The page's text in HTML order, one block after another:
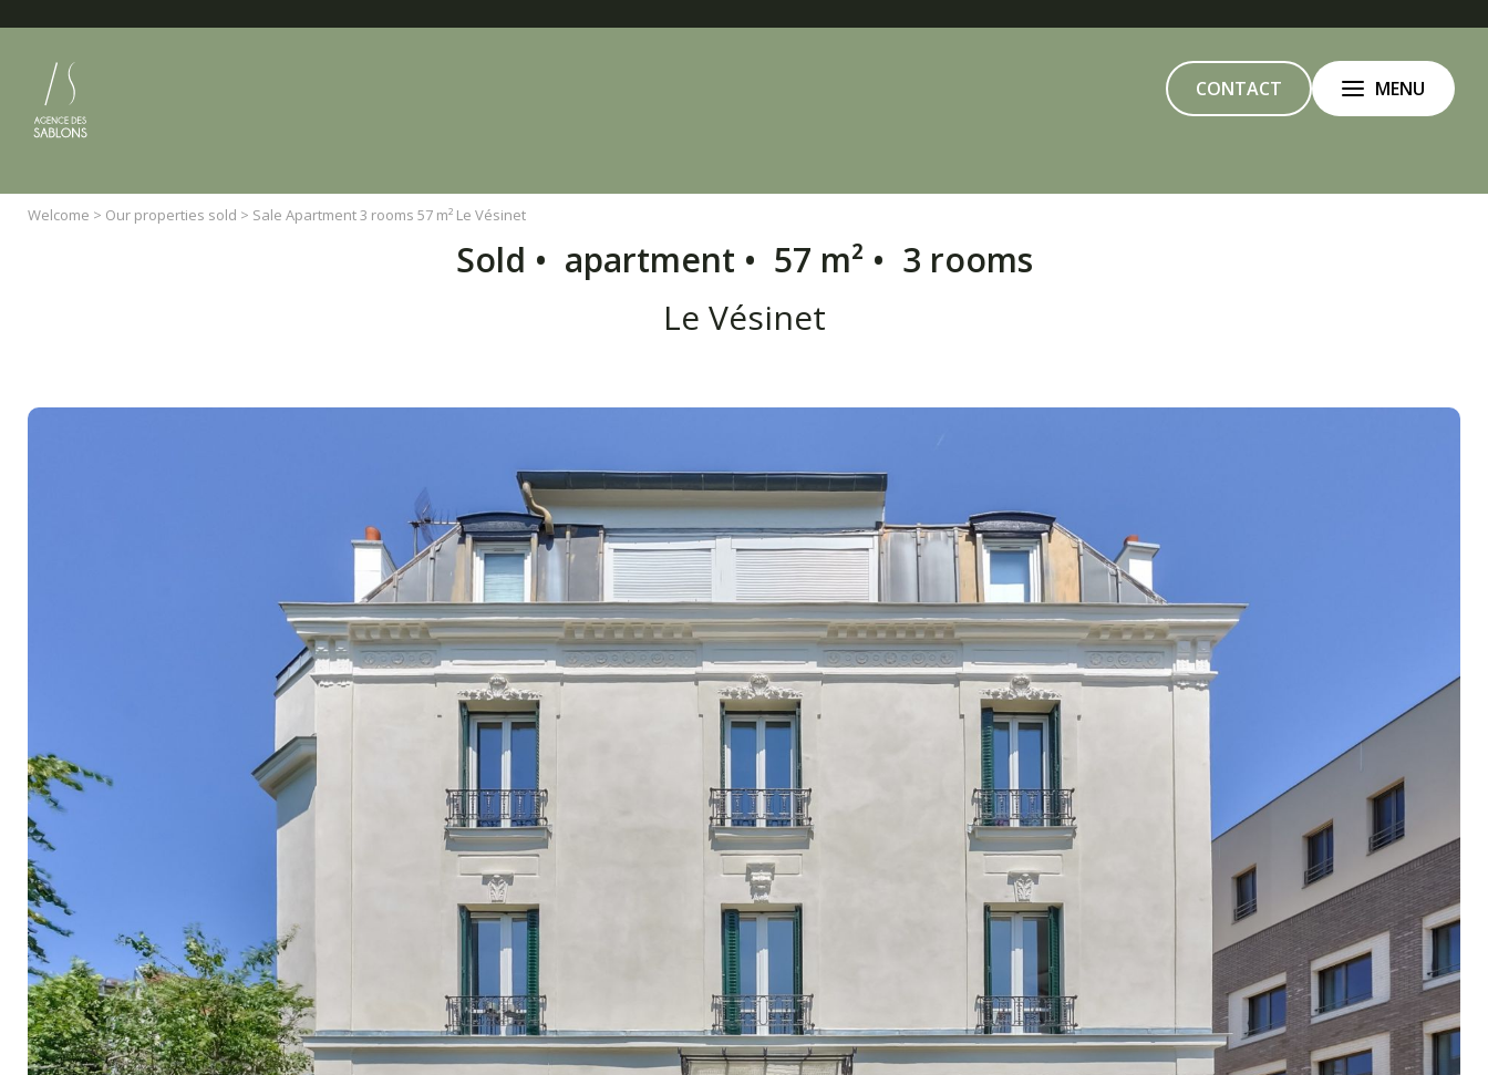
CONTACT MENU
Welcome > Our properties sold > Sale Apartment 3 rooms 57 m² Le Vésinet
Sold • apartment • 57 m² • 3 rooms
Le Vésinet